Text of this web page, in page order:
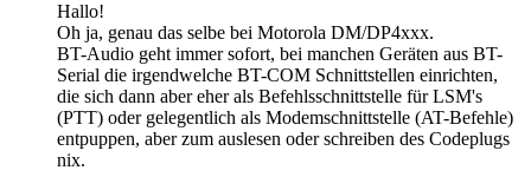
Hallo!
Oh ja, genau das selbe bei Motorola DM/DP4xxx.
BT-Audio geht immer sofort, bei manchen Geräten aus BT-
Serial die irgendwelche BT-COM Schnittstellen einrichten,
die sich dann aber eher als Befehlsschnittstelle für LSM's
(PTT) oder gelegentlich als Modemschnittstelle (AT-Befehle)
entpuppen, aber zum auslesen oder schreiben des Codeplugs
nix.